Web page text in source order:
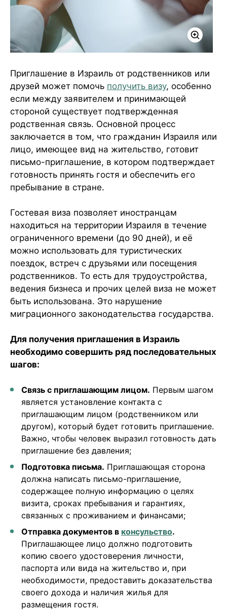
Приглашение в Израиль от родственников или
друзей может помочь получить визу, особенно
если между заявителем и принимающей
стороной существует подтвержденная
родственная связь. Основной процесс
заключается в том, что гражданин Израиля или
лицо, имеющее вид на жительство, готовит
письмо-приглашение, в котором подтверждает
готовность принять гостя и обеспечить его
пребывание в стране.
Гостевая виза позволяет иностранцам
находиться на территории Израиля в течение
ограниченного времени (до 90 дней), и её
можно использовать для туристических
поездок, встреч с друзьями или посещения
родственников. То есть для трудоустройства,
ведения бизнеса и прочих целей виза не может
быть использована. Это нарушение
миграционного законодательства государства.
Для получения приглашения в Израиль
необходимо совершить ряд последовательных
шагов:
Связь с приглашающим лицом. Первым шагом
является установление контакта с
приглашающим лицом (родственником или
другом), который будет готовить приглашение.
Важно, чтобы человек выразил готовность дать
приглашение без давления;
Подготовка письма. Приглашающая сторона
должна написать письмо-приглашение,
содержащее полную информацию о целях
визита, сроках пребывания и гарантиях,
связанных с проживанием и финансами;
Отправка документов в консульство.
Приглашающее лицо должно подготовить
копию своего удостоверения личности,
паспорта или вида на жительство и, при
необходимости, предоставить доказательства
своего дохода и наличия жилья для
размещения гостя.